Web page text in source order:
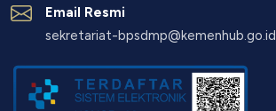
Email Resmi
sekretariat-bpsdmp@kemenhub.go.id